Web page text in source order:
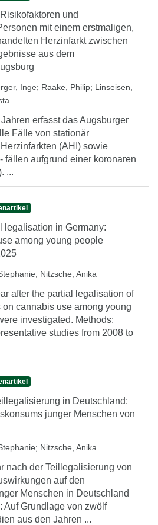
und
mit einem erstmaligen,
Herzinfarkt zwischen
aus dem
Inge; Raake, Philip; Linseisen,
erfasst das Augsburger
Fälle von stationär
(AHI) sowie
fällen aufgrund einer koronaren
...
legalisation in Germany:
among young people
; Nitzsche, Anika
after the partial legalisation of
cannabis use among young
investigated. Methods:
studies from 2008 to
in Deutschland:
junger Menschen von
; Nitzsche, Anika
nach der Teillegalisierung von
auf den
Menschen in Deutschland
Auf Grundlage von zwölf
aus den Jahren ...